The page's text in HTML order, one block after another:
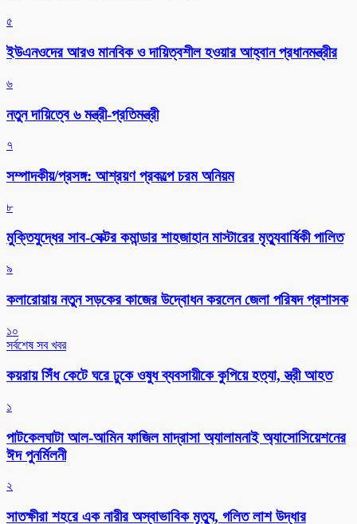
৫
ইউএনওদের আরও মানবিক ও দায়িত্বশীল হওয়ার আহ্বান প্রধানমন্ত্রীর
৬
নতুন দায়িত্বে ৬ মন্ত্রী-প্রতিমন্ত্রী
৭
সম্পাদকীয়/প্রসঙ্গ: আশ্রয়ণ প্রকল্পে চরম অনিয়ম
৮
মুক্তিযুদ্ধের সাব-সেক্টর কমান্ডার শাহজাহান মাস্টারের মৃত্যুবার্ষিকী পালিত
৯
কলারোয়ায় নতুন সড়কের কাজের উদ্বোধন করলেন জেলা পরিষদ প্রশাসক
১০
সর্বশেষ সব খবর
কয়রায় সিঁধ কেটে ঘরে ঢুকে ওষুধ ব্যবসায়ীকে কুপিয়ে হত্যা, স্ত্রী আহত
১
পাটকেলঘাটা আল-আমিন ফাজিল মাদ্রাসা অ্যালামনাই অ্যাসোসিয়েশনের
ঈদ পুনর্মিলনী
২
সাতক্ষীরা শহরে এক নারীর অস্বাভাবিক মৃত্যু, গলিত লাশ উদ্ধার